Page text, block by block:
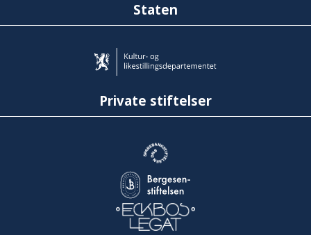
Staten
Private stiftelser